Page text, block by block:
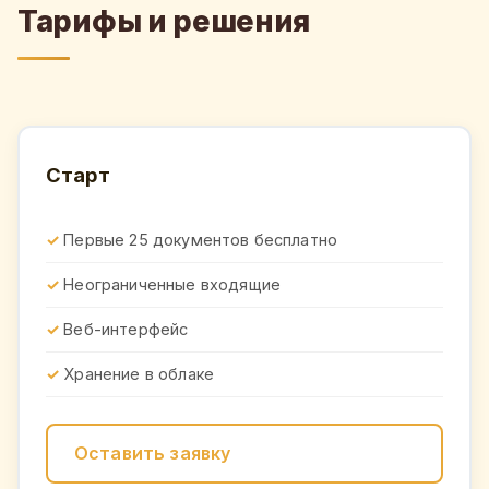
Тарифы и решения
Старт
Первые 25 документов бесплатно
Неограниченные входящие
Веб-интерфейс
Хранение в облаке
Оставить заявку